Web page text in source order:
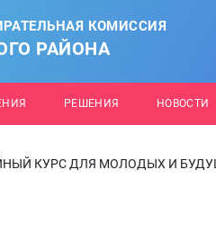
КОМИССИЯ
РАЙОНА
РЕШЕНИЯ НОВОСТИ
КУРС ДЛЯ МОЛОДЫХ И